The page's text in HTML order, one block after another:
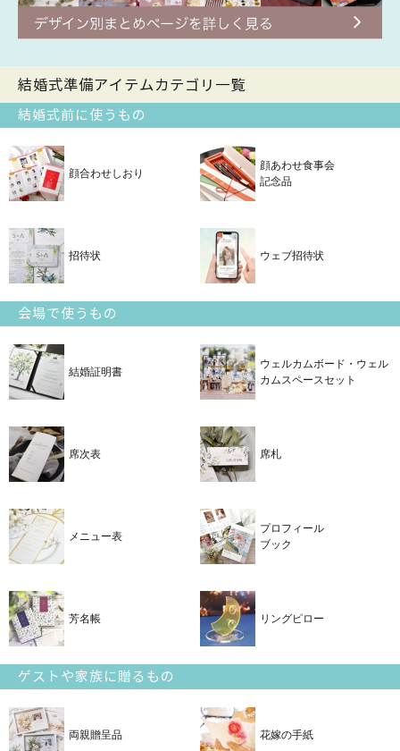
結婚式準備アイテムカテゴリ一覧
結婚式前に使うもの
顔合わせしおり
顔あわせ食事会
記念品
招待状 ウェブ招待状
会場で使うもの
結婚証明書
ウェルカムボード・ウェル
カムスペースセット
席次表 席札
メニュー表
プロフィール
ブック
芳名帳 リングピロー
ゲストや家族に贈るもの
両親贈呈品 花嫁の手紙